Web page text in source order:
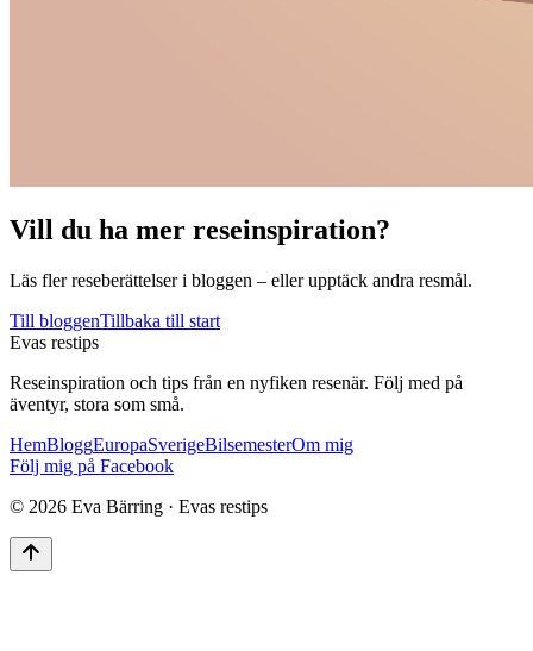
Vill du ha mer reseinspiration?
Läs fler reseberättelser i bloggen – eller upptäck andra resmål.
Till bloggenTillbaka till start
Evas restips
Reseinspiration och tips från en nyfiken resenär. Följ med på
äventyr, stora som små.
HemBloggEuropaSverigeBilsemesterOm mig
Följ mig på Facebook
© 2026 Eva Bärring · Evas restips